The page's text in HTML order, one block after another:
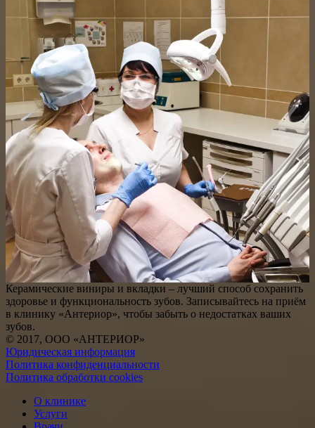
Керамические виниры и вкладки – лучший способ сохранить
здоровье и функциональность зубов. Записывайтесь на приём
в клинику «Антериор», чтобы забыть о недостатках ваших
зубов.
© 2017, ООО «АНТЕРИОР»
Юридическая информация
Политика конфиденциальности
Политика обработки cookies
О клинике
Услуги